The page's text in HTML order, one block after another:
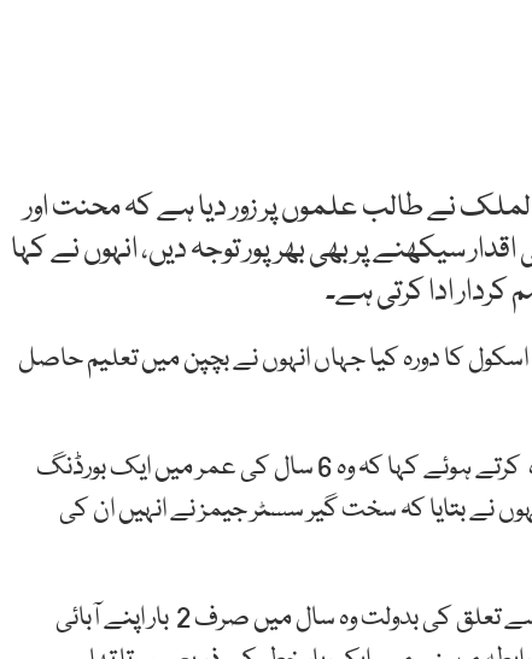
نے طالب علموں پر زور دیا ہے کہ محنت اور
سیکھنے پر بھی بھرپور توجہ دیں، انہوں نے کہا
ادا کرتی ہے۔
اسکول کا دورہ کیا جہاں انہوں نے بچپن میں تعلیم حاصل
انہوں نے 1957 سے 1963 کے ابتدائی سالوں کی یادیں تازہ کرتے ہوئے کہا کہ وہ 6 سال کی عمر میں ایک بورڈنگ
نے بتایا کہ سخت گیر سسٹر جیمز نے انہیں ان کی
نگراں وزیراعظم کا کہنا تھا کہ سوات کے دور دراز علاقے سے تعلق کی بدولت وہ سال میں صرف 2 بار اپنے آبائی